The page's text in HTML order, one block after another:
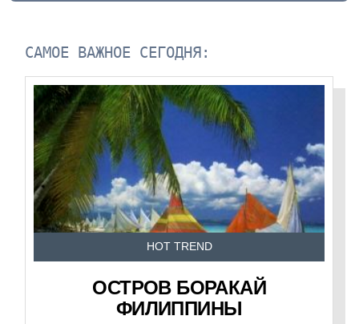
САМОЕ ВАЖНОЕ СЕГОДНЯ:
HOT TREND
ОСТРОВ БОРАКАЙ
ФИЛИППИНЫ